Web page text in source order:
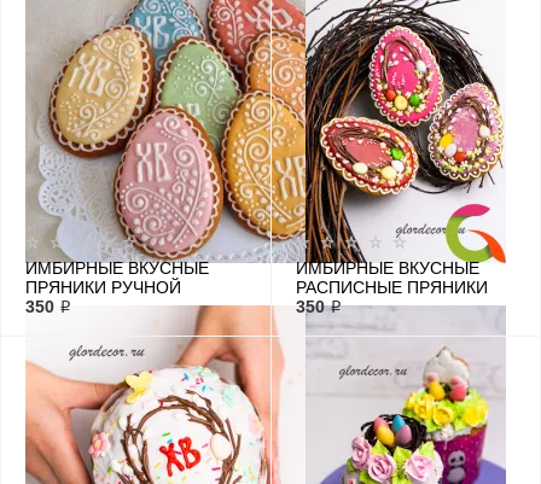
ИМБИРНЫЕ ВКУСНЫЕ
ПРЯНИКИ РУЧНОЙ
РАБОТЫ НА ПАСХУ
350 ₽
ИМБИРНЫЕ ВКУСНЫЕ
РАСПИСНЫЕ ПРЯНИКИ
РУЧНОЙ РАБОТЫ
350 ₽